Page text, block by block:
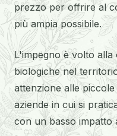
prezzo per offrire al
più ampia possibile.
L'impegno è volto alla
biologiche nel
attenzione alle
aziende in cui si
con un basso impatto